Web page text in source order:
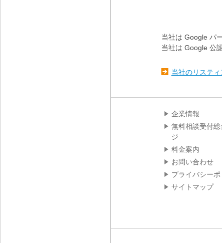
当社は Google パ
当社は Google 公
当社のリステ
企業情報
無料相談受付総
ジ
料金案内
お問い合わせ
プライバシーポ
サイトマップ